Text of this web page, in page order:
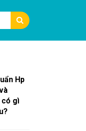
Hp
có gì